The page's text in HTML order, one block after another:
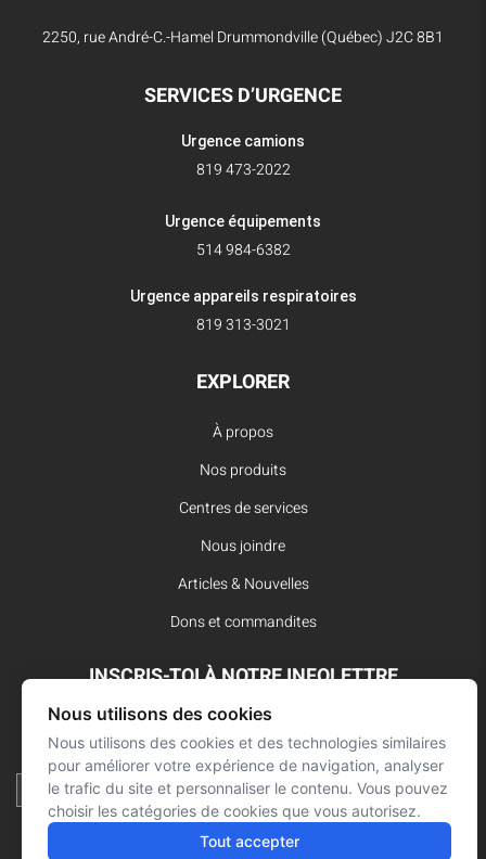
2250, rue André-C.-Hamel Drummondville (Québec) J2C 8B1
SERVICES D’URGENCE
Urgence camions
819 473-2022
Urgence équipements
514 984-6382
Urgence appareils respiratoires
819 313-3021
EXPLORER
À propos
Nos produits
Centres de services
Nous joindre
Articles & Nouvelles
Dons et commandites
INSCRIS-TOI À NOTRE INFOLETTRE
Reste à l’affût des dernières innovations pour vos interventions
d’urgence et ne manque aucune nouvelle de L’Arsenal.
Nous utilisons des cookies
Nous utilisons des cookies et des technologies similaires
pour améliorer votre expérience de navigation, analyser
le trafic du site et personnaliser le contenu. Vous pouvez
choisir les catégories de cookies que vous autorisez.
Tout accepter